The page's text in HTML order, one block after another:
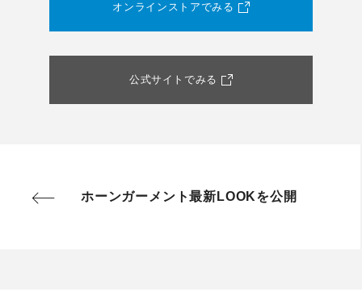
オンラインストアでみる
公式サイトでみる
ホーンガーメント最新LOOKを公開